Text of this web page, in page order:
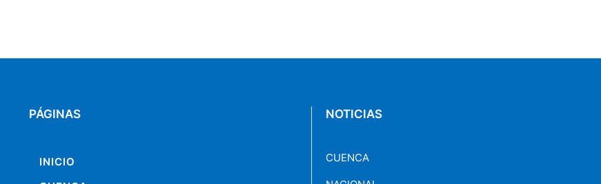
PÁGINAS
INICIO
NOTICIAS
CUENCA